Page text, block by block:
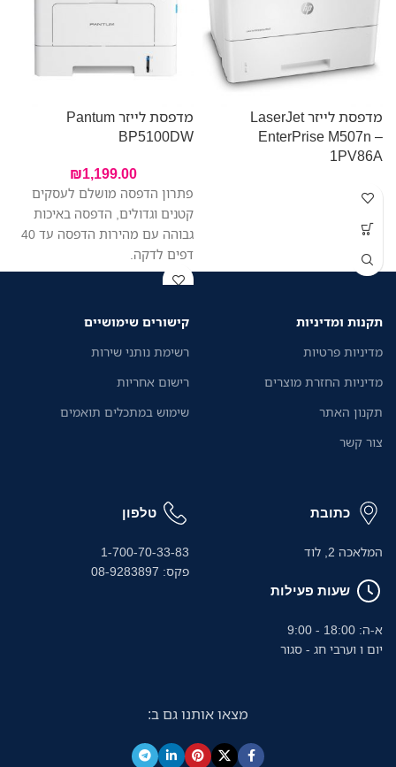
מדפסת לייזר LaserJet
EnterPrise M507n –
1PV86A
מדפסת לייזר Pantum
BP5100DW
₪1,199.00
פתרון הדפסה מושלם לעסקים
קטנים וגדולים, הדפסה באיכות
גבוהה עם מהירות הדפסה עד 40
דפים לדקה.
תקנות ומדיניות
מדיניות פרטיות
מדיניות החזרת מוצרים
תקנון האתר
צור קשר
קישורים שימושיים
רשימת נותני שירות
רישום אחריות
שימוש במתכלים תואמים
כתובת
המלאכה 2, לוד
שעות פעילות
א-ה: 18:00 - 9:00
יום ו וערבי חג - סגור
טלפון
1-700-70-33-83
פקס: 08-9283897
מצאו אותנו גם ב: